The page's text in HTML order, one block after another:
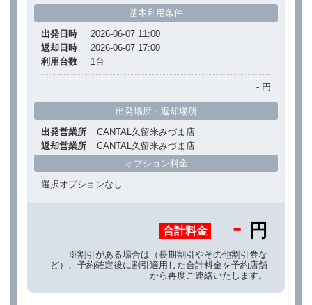
基本利用条件
出発日時
2026-06-07 11:00
返却日時
2026-06-07 17:00
利用台数
1台
- 円
出発場所・返却場所
出発営業所
CANTAL久留米みづま店
返却営業所
CANTAL久留米みづま店
オプション料金
選択オプションなし
合計料金 - 円
※割引がある場合は（長期割引やその他割引券な
ど）、予約確定後に割引適用した合計料金を予約店舗
から再度ご連絡いたします。